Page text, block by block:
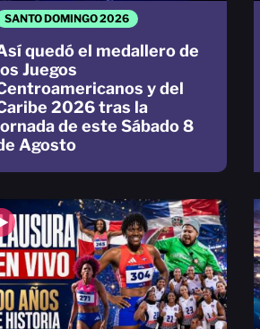
SANTO DOMINGO 2026
quedó el medallero de
Juegos
y del
2026 tras la
de este Sábado 8
Agosto